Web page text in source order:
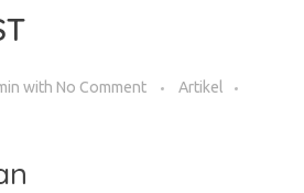
with No Comment
Artikel